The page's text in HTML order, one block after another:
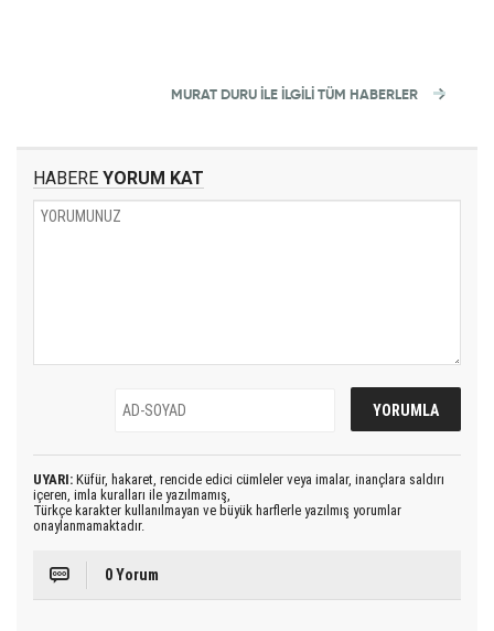
MURAT DURU İLE İLGİLİ TÜM HABERLER
HABERE YORUM KAT
UYARI: Küfür, hakaret, rencide edici cümleler veya imalar, inançlara saldırı
içeren, imla kuralları ile yazılmamış,
Türkçe karakter kullanılmayan ve büyük harflerle yazılmış yorumlar
onaylanmamaktadır.
0 Yorum